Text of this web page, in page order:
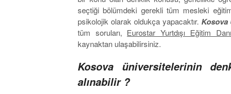
seçtiği bölümdeki gerekli tüm mesleki
psikolojik olarak oldukça yapacaktır. Kosova
tüm soruları, Eurostar Yurtdışı Eğitim
kaynaktan ulaşabilirsiniz.
Kosova üniversitelerinin
alınabilir ?